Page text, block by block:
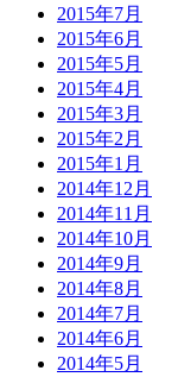
2015年7月
2015年6月
2015年5月
2015年4月
2015年3月
2015年2月
2015年1月
2014年12月
2014年11月
2014年10月
2014年9月
2014年8月
2014年7月
2014年6月
2014年5月